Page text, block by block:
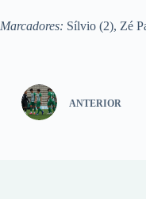
Marcadores: Sílvio (2), Zé
ANTERIOR